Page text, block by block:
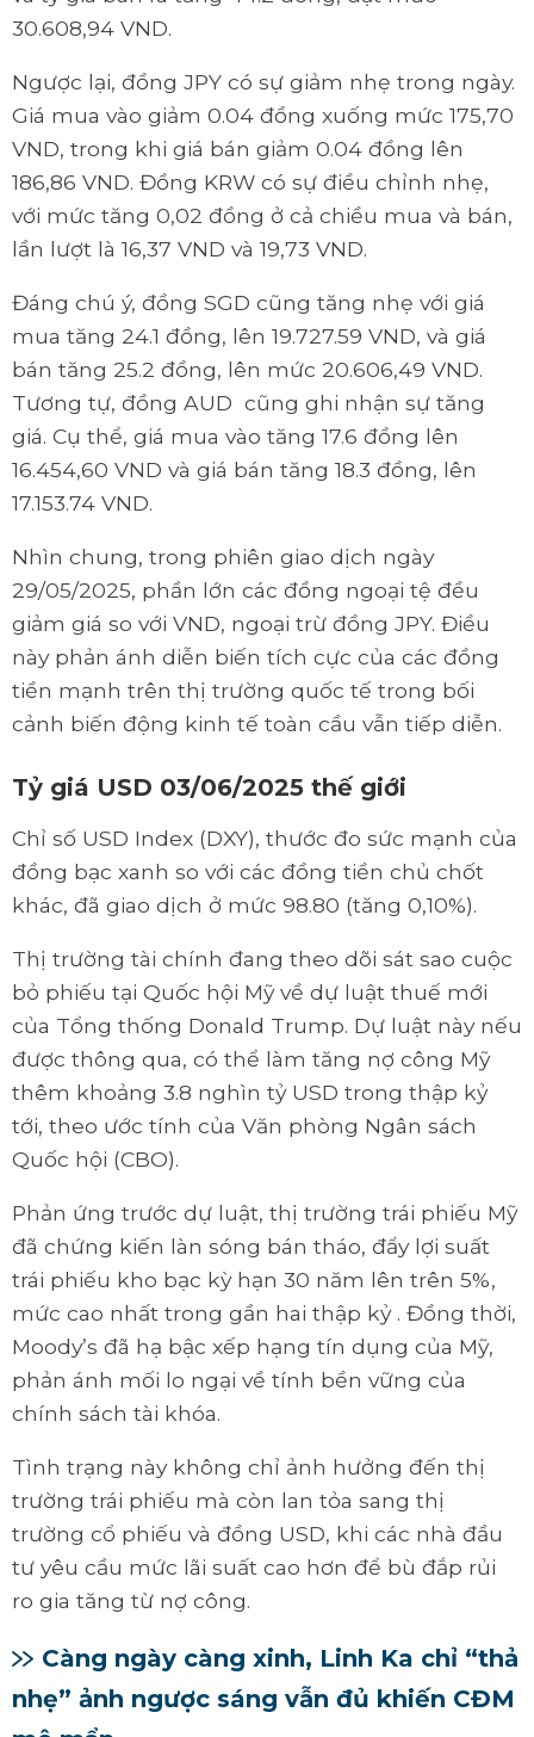
30.608,94 VND.
Ngược lại, đồng JPY có sự giảm nhẹ trong ngày.
Giá mua vào giảm 0.04 đồng xuống mức 175,70
VND, trong khi giá bán giảm 0.04 đồng lên
186,86 VND. Đồng KRW có sự điều chỉnh nhẹ,
với mức tăng 0,02 đồng ở cả chiều mua và bán,
lần lượt là 16,37 VND và 19,73 VND.
Đáng chú ý, đồng SGD cũng tăng nhẹ với giá
mua tăng 24.1 đồng, lên 19.727.59 VND, và giá
bán tăng 25.2 đồng, lên mức 20.606,49 VND.
Tương tự, đồng AUD cũng ghi nhận sự tăng
giá. Cụ thể, giá mua vào tăng 17.6 đồng lên
16.454,60 VND và giá bán tăng 18.3 đồng, lên
17.153.74 VND.
Nhìn chung, trong phiên giao dịch ngày
29/05/2025, phần lớn các đồng ngoại tệ đều
giảm giá so với VND, ngoại trừ đồng JPY. Điều
này phản ánh diễn biến tích cực của các đồng
tiền mạnh trên thị trường quốc tế trong bối
cảnh biến động kinh tế toàn cầu vẫn tiếp diễn.
Tỷ giá USD 03/06/2025 thế giới
Chỉ số USD Index (DXY), thước đo sức mạnh của
đồng bạc xanh so với các đồng tiền chủ chốt
khác, đã giao dịch ở mức 98.80 (tăng 0,10%).
Thị trường tài chính đang theo dõi sát sao cuộc
bỏ phiếu tại Quốc hội Mỹ về dự luật thuế mới
của Tổng thống Donald Trump. Dự luật này nếu
được thông qua, có thể làm tăng nợ công Mỹ
thêm khoảng 3.8 nghìn tỷ USD trong thập kỷ
tới, theo ước tính của Văn phòng Ngân sách
Quốc hội (CBO).
Phản ứng trước dự luật, thị trường trái phiếu Mỹ
đã chứng kiến làn sóng bán tháo, đẩy lợi suất
trái phiếu kho bạc kỳ hạn 30 năm lên trên 5%,
mức cao nhất trong gần hai thập kỷ . Đồng thời,
Moody’s đã hạ bậc xếp hạng tín dụng của Mỹ,
phản ánh mối lo ngại về tính bền vững của
chính sách tài khóa.
Tình trạng này không chỉ ảnh hưởng đến thị
trường trái phiếu mà còn lan tỏa sang thị
trường cổ phiếu và đồng USD, khi các nhà đầu
tư yêu cầu mức lãi suất cao hơn để bù đắp rủi
ro gia tăng từ nợ công.
Càng ngày càng xinh, Linh Ka chỉ “thả
nhẹ” ảnh ngược sáng vẫn đủ khiến CĐM